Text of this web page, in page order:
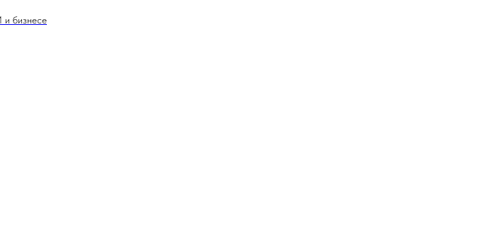
и бизнесе